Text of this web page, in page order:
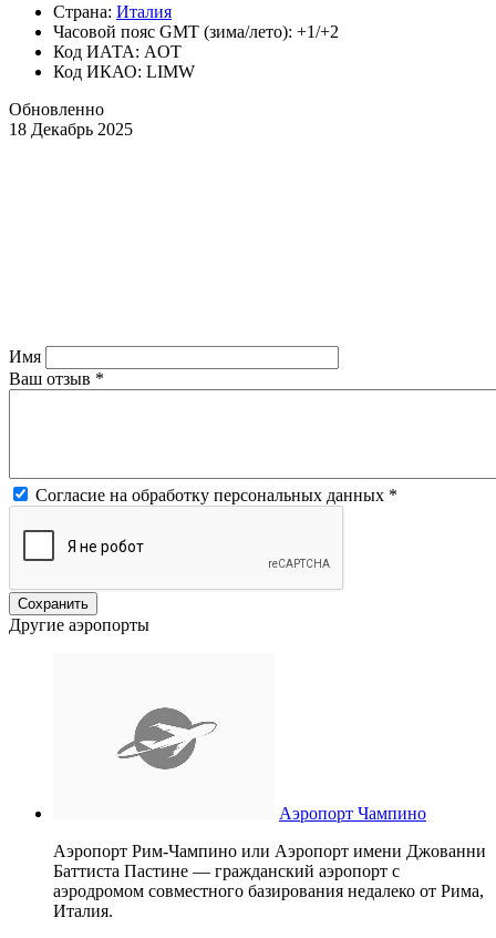
Страна: Италия
Часовой пояс GMT (зима/лето): +1/+2
Код ИАТА: AOT
Код ИКАО: LIMW
Обновленно
18 Декабрь 2025
Имя
Ваш отзыв *
Согласие на обработку персональных данных *
Другие аэропорты
Аэропорт Чампино
Аэропорт Рим-Чампино или Аэропорт имени Джованни
Баттиста Пастине — гражданский аэропорт с
аэродромом совместного базирования недалеко от Рима,
Италия.